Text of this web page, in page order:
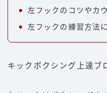
選手
朝倉未来
井上尚弥
左フックのコツやカ
左フックの練習方法
キックボクシング上達ブ